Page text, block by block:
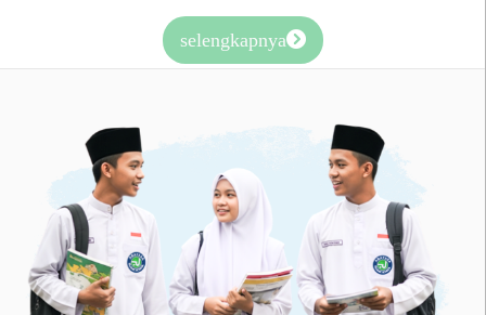
selengkapnya